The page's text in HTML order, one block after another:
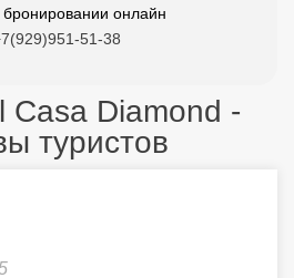
онлайн
51-38
Casa Diamond -
туристов